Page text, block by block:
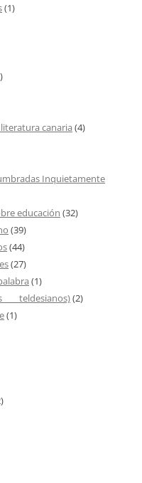
(1)
canaria (4)
Inquietamente
educación (32)
(39)
(44)
(27)
(1)
teldesianos)(2)
(1)